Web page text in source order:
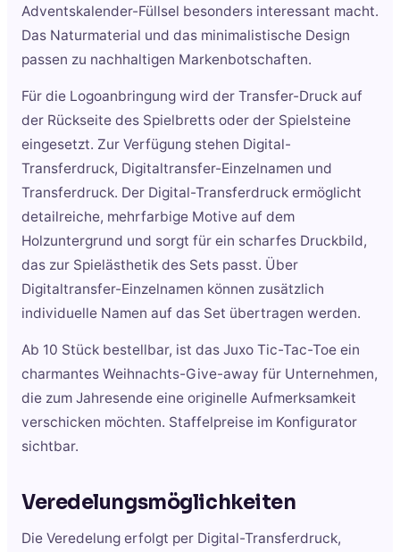
Adventskalender-Füllsel besonders interessant macht.
Das Naturmaterial und das minimalistische Design
passen zu nachhaltigen Markenbotschaften.
Für die Logoanbringung wird der Transfer-Druck auf
der Rückseite des Spielbretts oder der Spielsteine
eingesetzt. Zur Verfügung stehen Digital-
Transferdruck, Digitaltransfer-Einzelnamen und
Transferdruck. Der Digital-Transferdruck ermöglicht
detailreiche, mehrfarbige Motive auf dem
Holzuntergrund und sorgt für ein scharfes Druckbild,
das zur Spielästhetik des Sets passt. Über
Digitaltransfer-Einzelnamen können zusätzlich
individuelle Namen auf das Set übertragen werden.
Ab 10 Stück bestellbar, ist das Juxo Tic-Tac-Toe ein
charmantes Weihnachts-Give-away für Unternehmen,
die zum Jahresende eine originelle Aufmerksamkeit
verschicken möchten. Staffelpreise im Konfigurator
sichtbar.
Veredelungsmöglichkeiten
Die Veredelung erfolgt per Digital-Transferdruck,